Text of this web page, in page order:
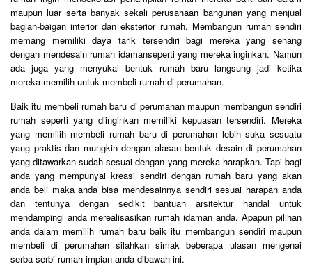
maupun luar serta banyak sekali perusahaan bangunan yang menjual
bagian-baigan interior dan eksterior rumah. Membangun rumah sendiri
memang memiliki daya tarik tersendiri bagi mereka yang senang
dengan mendesain rumah idamanseperti yang mereka inginkan. Namun
ada juga yang menyukai bentuk rumah baru langsung jadi ketika
mereka memilih untuk membeli rumah di perumahan.
Baik itu membeli rumah baru di perumahan maupun membangun sendiri
rumah seperti yang diinginkan memiliki kepuasan tersendiri. Mereka
yang memilih membeli rumah baru di perumahan lebih suka sesuatu
yang praktis dan mungkin dengan alasan bentuk desain di perumahan
yang ditawarkan sudah sesuai dengan yang mereka harapkan. Tapi bagi
anda yang mempunyai kreasi sendiri dengan rumah baru yang akan
anda beli maka anda bisa mendesainnya sendiri sesuai harapan anda
dan tentunya dengan sedikit bantuan arsitektur handal untuk
mendampingi anda merealisasikan rumah idaman anda. Apapun pilihan
anda dalam memilih rumah baru baik itu membangun sendiri maupun
membeli di perumahan silahkan simak beberapa ulasan mengenai
serba-serbi rumah impian anda dibawah ini.